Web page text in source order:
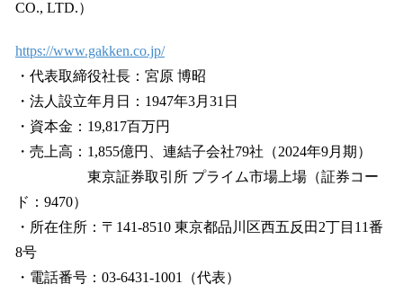
CO., LTD.）
https://www.gakken.co.jp/
・代表取締役社長：宮原 博昭
・法人設立年月日：1947年3月31日
・資本金：19,817百万円
・売上高：1,855億円、連結子会社79社（2024年9月期）
東京証券取引所 プライム市場上場（証券コー
ド：9470）
・所在住所：〒141-8510 東京都品川区西五反田2丁目11番
8号
・電話番号：03-6431-1001（代表）